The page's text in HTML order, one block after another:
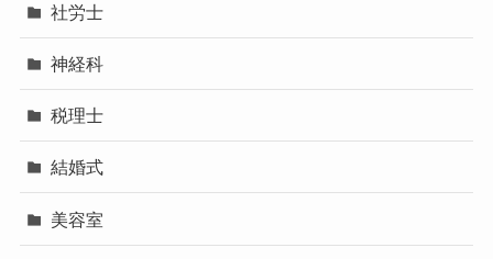
社労士
神経科
税理士
結婚式
美容室